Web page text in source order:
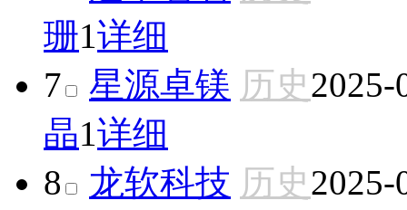
珊1详细
7
星源卓镁 历史2025-
晶1详细
8
龙软科技 历史2025-